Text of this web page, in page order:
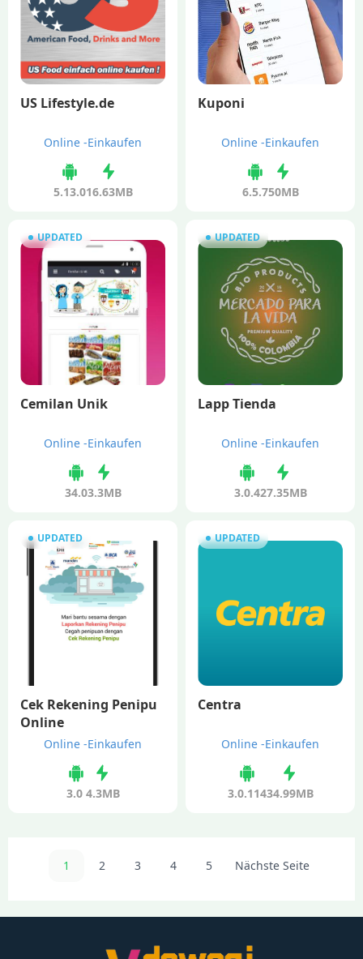
US Lifestyle.de
Online -Einkaufen
5.13.016.63MB
Kuponi
Online -Einkaufen
6.5.750MB
UPDATED
Cemilan Unik
Online -Einkaufen
34.03.3MB
UPDATED
Lapp Tienda
Online -Einkaufen
3.0.427.35MB
UPDATED
Cek Rekening Penipu
Online
Online -Einkaufen
3.0 4.3MB
UPDATED
Centra
Online -Einkaufen
3.0.11434.99MB
1 2 3 4 5 Nächste Seite